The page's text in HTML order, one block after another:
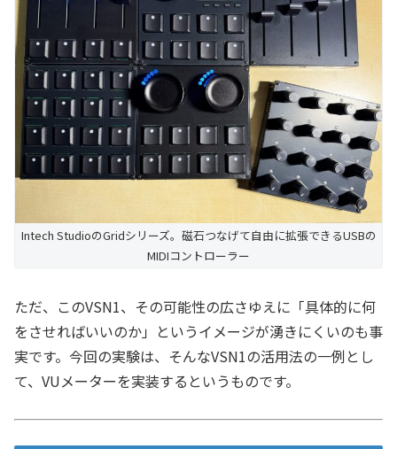
Intech StudioのGridシリーズ。磁石つなげて自由に拡張できるUSBの
MIDIコントローラー
ただ、このVSN1、その可能性の広さゆえに「具体的に何
をさせればいいのか」というイメージが湧きにくいのも事
実です。今回の実験は、そんなVSN1の活用法の一例とし
て、VUメーターを実装するというものです。